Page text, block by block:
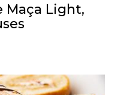
Maça Light,